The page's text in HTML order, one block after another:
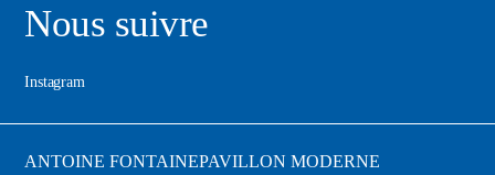
Nous suivre
Instagram
ANTOINE FONTAINEPAVILLON MODERNE